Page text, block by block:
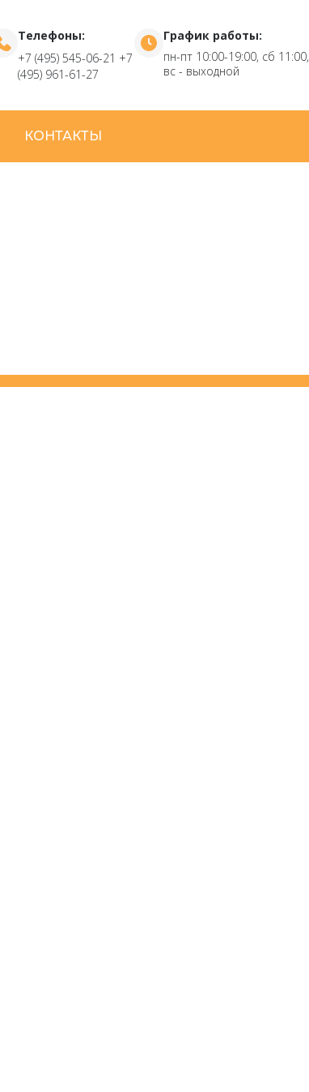
Телефоны:
+7 (495) 545-06-21 +7
(495) 961-61-27
График работы:
пн-пт 10:00-19:00, сб 11:00,
вс - выходной
КОНТАКТЫ